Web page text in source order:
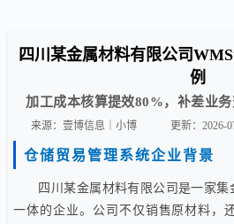
四川某金属材料有限公司
例
加工成本核算提效80%，补差业
来源：壹博信息｜小博 更新：2026-
仓储贸易管理系统企业背景
四川某金属材料有限公司是一家
一体的企业。公司不仅销售原材料，